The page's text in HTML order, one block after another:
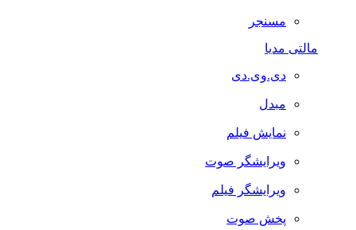
مسنجر
مالتی مدیا
دی.وی.دی
مبدل
نمایش فیلم
ویرایشگر صوت
ویرایشگر فیلم
پخش صوت